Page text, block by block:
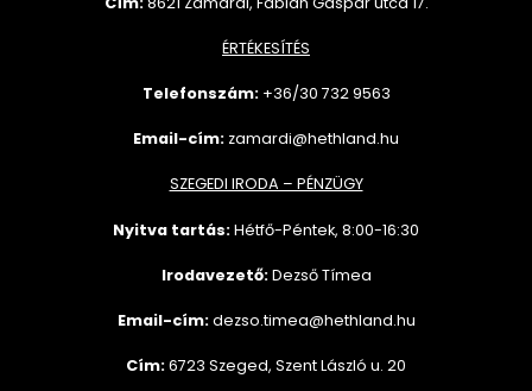
ÉRTÉKESÍTÉS
Telefonszám: +36/30 7329563
Email-cím: zamardi@hethland.hu
SZEGEDI IRODA – PÉNZÜGY
Nyitva tartás:Hétfő-Péntek, 8:00-16:30
Irodavezető:Dezső Tímea
Email-cím: dezso.timea@hethland.hu
Cím:6723 Szeged, Szent László u. 20